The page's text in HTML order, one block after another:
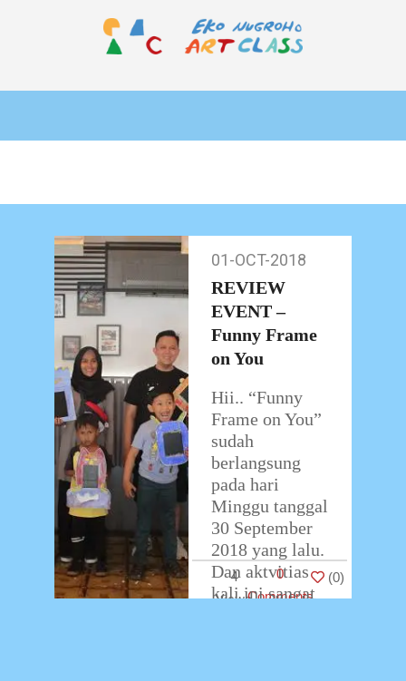
ART
Primary
Menu
01-
Oct-
2018
01-OCT-2018
REVIEW
EVENT –
Funny Frame
on You
Hii.. “Funny
Frame on You”
sudah
berlangsung
pada hari
Minggu tanggal
30 September
2018 yang lalu.
Dan aktvitias
kali ini sangat
4
0
Comments
(0)